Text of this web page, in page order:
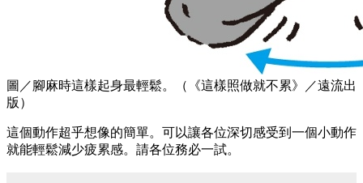
圖／腳麻時這樣起身最輕鬆。（《這樣照做就不累》／遠流出
版）
這個動作超乎想像的簡單。可以讓各位深切感受到一個小動作
就能輕鬆減少疲累感。請各位務必一試。